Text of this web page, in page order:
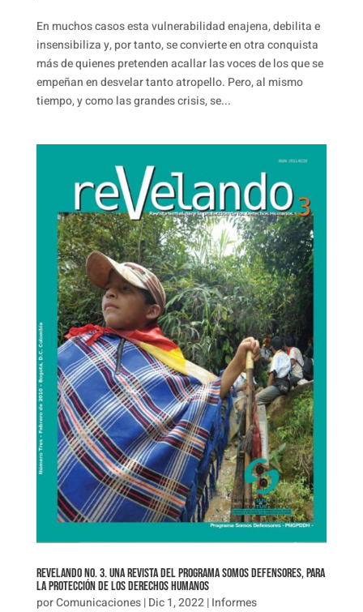
En muchos casos esta vulnerabilidad enajena, debilita e
insensibiliza y, por tanto, se convierte en otra conquista
más de quienes pretenden acallar las voces de los que se
empeñan en desvelar tanto atropello. Pero, al mismo
tiempo, y como las grandes crisis, se...
Revelando No. 3. Una Revista del Programa Somos Defensores, para
la protección de los Derechos Humanos
porComunicaciones|Dic 1, 2022|Informes